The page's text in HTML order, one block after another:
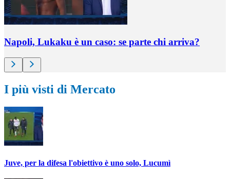
Napoli, Lukaku è un caso: se parte chi arriva?
I più visti di Mercato
Juve, per la difesa l'obiettivo è uno solo, Lucumì